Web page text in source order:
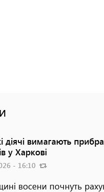
діячі вимагають
у Харкові
- 16:10
восени почнуть